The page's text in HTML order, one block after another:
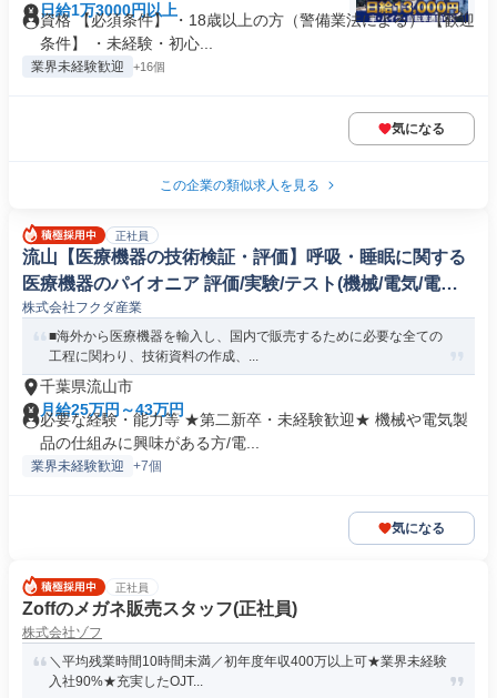
日給1万3000円以上
資格 【必須条件】 ・18歳以上の方（警備業法による） 【歓迎
条件】 ・未経験・初心...
業界未経験歓迎 +16個
気になる
この企業の類似求人を見る
正社員
流山【医療機器の技術検証・評価】呼吸・睡眠に関する
医療機器のパイオニア 評価/実験/テスト(機械/電気/電子
製品専門職)
株式会社フクダ産業
■海外から医療機器を輸入し、国内で販売するために必要な全ての
工程に関わり、技術資料の作成、...
千葉県流山市
月給25万円～43万円
必要な経験・能力等 ★第二新卒・未経験歓迎★ 機械や電気製
品の仕組みに興味がある方/電...
業界未経験歓迎 +7個
気になる
正社員
Zoffのメガネ販売スタッフ(正社員)
株式会社ゾフ
＼平均残業時間10時間未満／初年度年収400万以上可★業界未経験
入社90%★充実したOJT...